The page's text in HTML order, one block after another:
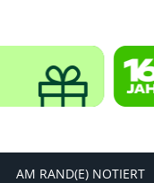
AM RAND(E) NOTIERT